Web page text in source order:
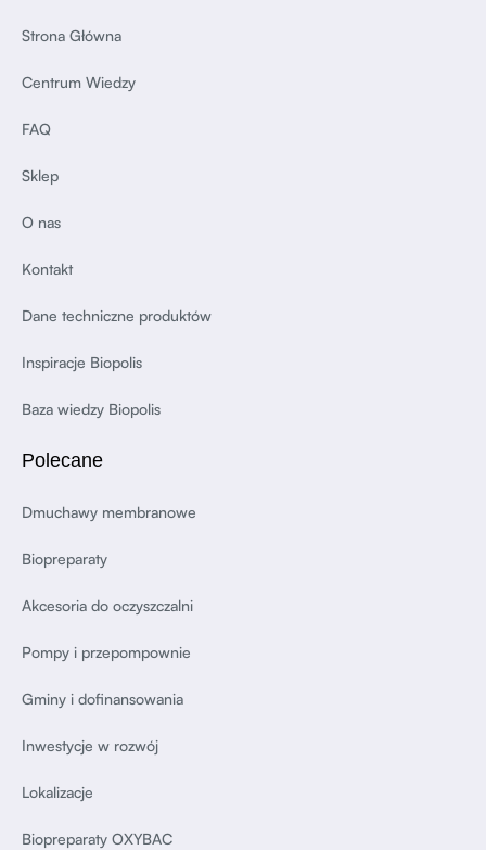
Strona Główna
Centrum Wiedzy
FAQ
Sklep
O nas
Kontakt
Dane techniczne produktów
Inspiracje Biopolis
Baza wiedzy Biopolis
Polecane
Dmuchawy membranowe
Biopreparaty
Akcesoria do oczyszczalni
Pompy i przepompownie
Gminy i dofinansowania
Inwestycje w rozwój
Lokalizacje
Biopreparaty OXYBAC